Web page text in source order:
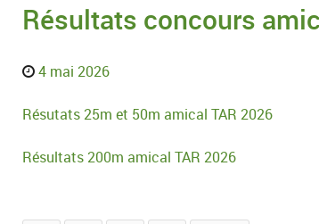
Résultats concours
4 mai 2026
Résutats 25m et 50m amical TAR 2026
Résultats 200m amical TAR 2026